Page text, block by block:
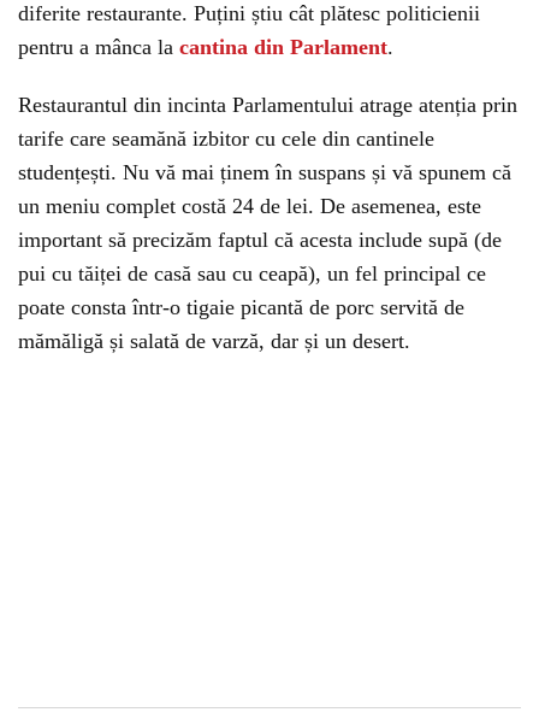
diferite restaurante. Puțini știu cât plătesc politicienii
pentru a mânca la cantina din Parlament.
Restaurantul din incinta Parlamentului atrage atenția prin
tarife care seamănă izbitor cu cele din cantinele
studențești. Nu vă mai ținem în suspans și vă spunem că
un meniu complet costă 24 de lei. De asemenea, este
important să precizăm faptul că acesta include supă (de
pui cu tăiței de casă sau cu ceapă), un fel principal ce
poate consta într-o tigaie picantă de porc servită de
mămăligă și salată de varză, dar și un desert.